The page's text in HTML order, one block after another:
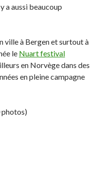
a aussi beaucoup
ville à Bergen et surtout à
le Nuart festival
en Norvège dans des
en pleine campagne